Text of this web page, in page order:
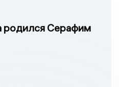
родился Серафим